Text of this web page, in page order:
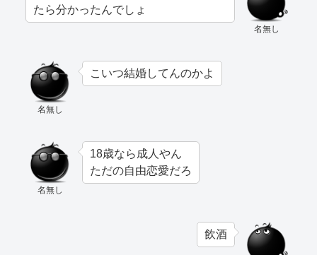
名無し
たら分かったんでしょ
名無し
こいつ結婚してんのかよ
名無し
18歳なら成人やん
ただの自由恋愛だろ
飲酒